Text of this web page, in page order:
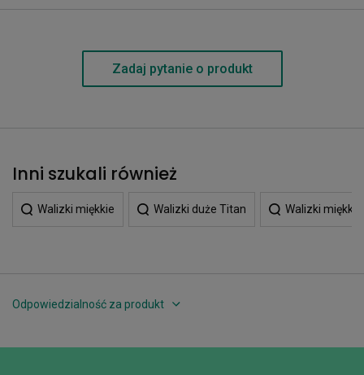
Zadaj pytanie o produkt
Inni szukali również
Walizki miękkie Walizki duże Titan Walizki
Odpowiedzialność za produkt